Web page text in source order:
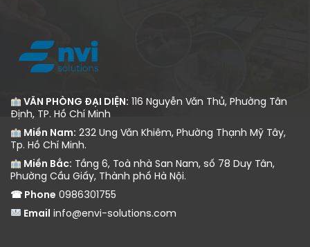
VĂN PHÒNG ĐẠI DIỆN: 116 Nguyễn Văn Thủ, Phường Tân
Định, TP. Hồ Chí Minh
Miền Nam: 232 Ung Văn Khiêm, Phường Thạnh Mỹ Tây,
Tp. Hồ Chí Minh.
Miền Bắc: Tầng 6, Toà nhà San Nam, số 78 Duy Tân,
Phường Cầu Giấy, Thành phố Hà Nội.
☎ Phone 0986301755
Email info@envi-solutions.com